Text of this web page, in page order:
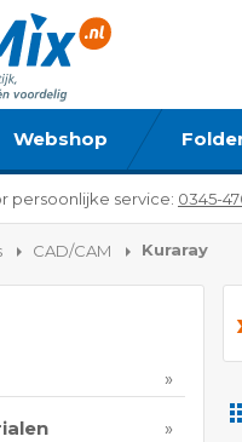
Webshop
persoonlijke service: 0345-
CAD/CAM Kuraray